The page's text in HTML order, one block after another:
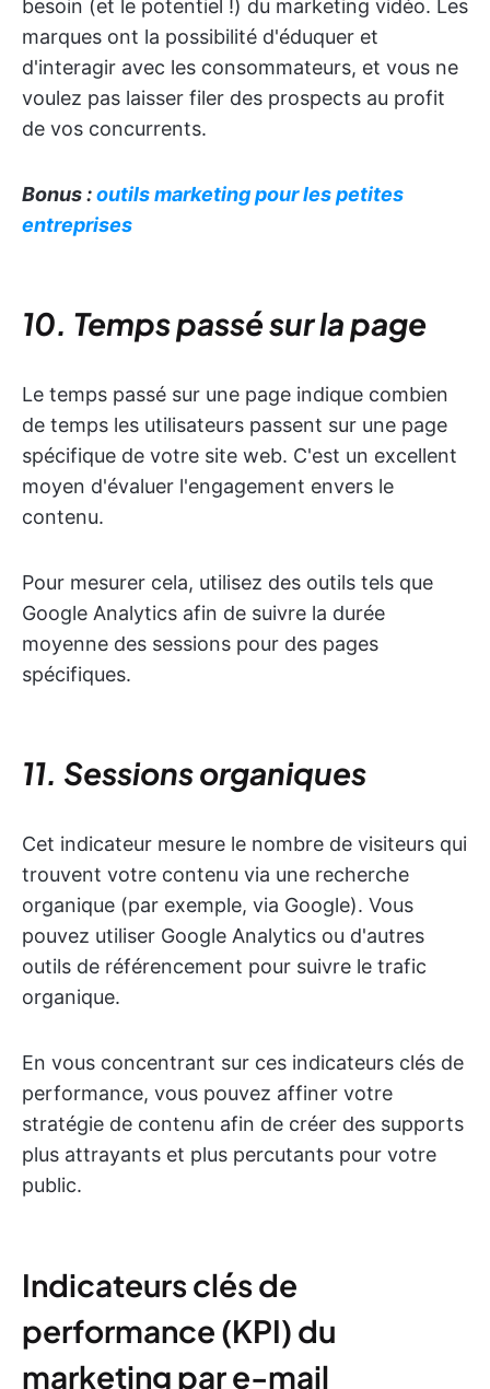
besoin (et le potentiel !) du marketing vidéo. Les
marques ont la possibilité d'éduquer et
d'interagir avec les consommateurs, et vous ne
voulez pas laisser filer des prospects au profit
de vos concurrents.
Bonus :outils marketing pour les petites
entreprises
10. Temps passé sur la page
Le temps passé sur une page indique combien
de temps les utilisateurs passent sur une page
spécifique de votre site web. C'est un excellent
moyen d'évaluer l'engagement envers le
contenu.
Pour mesurer cela, utilisez des outils tels que
Google Analytics afin de suivre la durée
moyenne des sessions pour des pages
spécifiques.
11. Sessions organiques
Cet indicateur mesure le nombre de visiteurs qui
trouvent votre contenu via une recherche
organique (par exemple, via Google). Vous
pouvez utiliser Google Analytics ou d'autres
outils de référencement pour suivre le trafic
organique.
En vous concentrant sur ces indicateurs clés de
performance, vous pouvez affiner votre
stratégie de contenu afin de créer des supports
plus attrayants et plus percutants pour votre
public.
Indicateurs clés de
performance (KPI) du
marketing par e-mail